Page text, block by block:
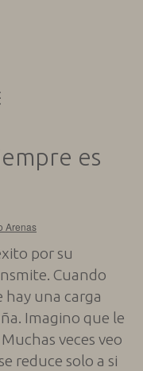
es
Arenas
por su
Cuando
una carga
Imagino que le
veces veo
reduce solo a si